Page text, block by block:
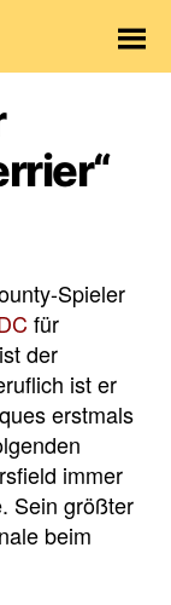
Spieler
für
der
ist er
erstmals
immer
Sein größter
beim